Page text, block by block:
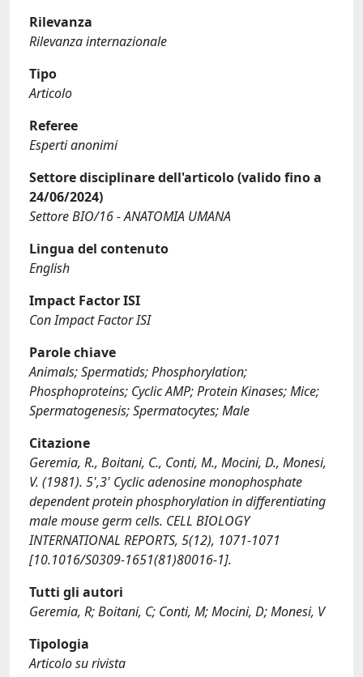
Rilevanza
Rilevanza internazionale
Tipo
Articolo
Referee
Esperti anonimi
Settore disciplinare dell'articolo (valido fino a
24/06/2024)
Settore BIO/16 - ANATOMIA UMANA
Lingua del contenuto
English
Impact Factor ISI
Con Impact Factor ISI
Parole chiave
Animals; Spermatids; Phosphorylation;
Phosphoproteins; Cyclic AMP; Protein Kinases; Mice;
Spermatogenesis; Spermatocytes; Male
Citazione
Geremia, R., Boitani, C., Conti, M., Mocini, D., Monesi,
V. (1981). 5',3' Cyclic adenosine monophosphate
dependent protein phosphorylation in differentiating
male mouse germ cells. CELL BIOLOGY
INTERNATIONAL REPORTS, 5(12), 1071-1071
[10.1016/S0309-1651(81)80016-1].
Tutti gli autori
Geremia, R; Boitani, C; Conti, M; Mocini, D; Monesi, V
Tipologia
Articolo su rivista